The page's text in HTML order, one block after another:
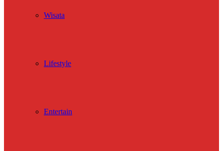
Wisata
Lifestyle
Entertain